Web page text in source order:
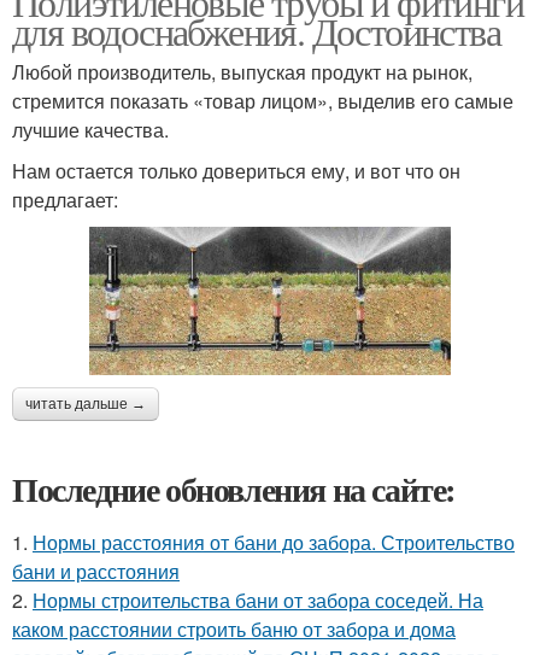
для водоснабжения. Достоинства
Любой производитель, выпуская продукт на рынок,
стремится показать «товар лицом», выделив его самые
лучшие качества.
Нам остается только довериться ему, и вот что он
предлагает:
читать дальше →
Последние обновления на сайте:
1. Нормы расстояния от бани до забора. Строительство
бани и расстояния
2. Нормы строительства бани от забора соседей. На
каком расстоянии строить баню от забора и дома